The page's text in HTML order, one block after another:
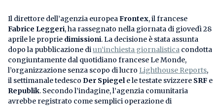
Il direttore dell’agenzia europeaFrontex, il francese
Fabrice Leggeri, ha rassegnato nella giornata di giovedì 28
aprile le proprie dimissioni. La decisione è stata assunta
dopo la pubblicazione diun’inchiesta giornalistica condotta
congiuntamente dal quotidiano francese Le Monde,
l’organizzazione senza scopo di lucro Lighthouse Reports,
il settimanale tedesco Der Spiegele le testate svizzere SRF e
Republik. Secondo l’indagine, l’agenzia comunitaria
avrebbe registrato come semplici operazione di